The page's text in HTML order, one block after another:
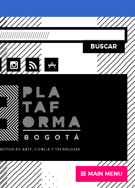
BUSCAR
MAIN MENU